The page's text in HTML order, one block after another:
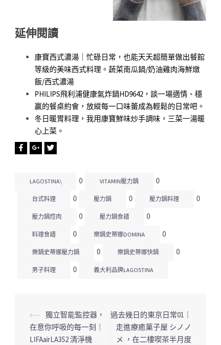
延伸閱讀
康寶西式濃湯｜忙碌日常，也能天天超簡單做出餐館
等級的美味西式料理。蔬菜南瓜鍋/奶油雞肉海鮮燉
飯/西式濃湯
PHILIPS飛利浦健康氣炸鍋HD9642，談一場適情、穩
贏的餐桌約會，放縱每一口味蕾成為輕鬆的日常吧。
冬日暖胃料理，我用康寶鮮味炒手調味，三菜一湯暖
心上菜。
LAGOSTINA\ 0 VITAMIN壓力鍋 0
台式料理 0 壓力鍋 0 壓力鍋料理 0
壓力鍋焢肉 0 壓力鍋食譜 0
料理食譜 0 樂鍋史蒂娜DOMINA 0
樂鍋史蒂娜壓力鍋 0 樂鍋史蒂娜快鍋 0
男子料理 0 義大利品牌LAGOSTINA
文
章
⟵ 獨立智能監控器，
在意你呼吸的每一刻｜
LIFAairLA352 清淨機
過去幾日的東京日常01｜
走進療癒菓子屋 シノノ
メ ，在二樓喫茶半月度